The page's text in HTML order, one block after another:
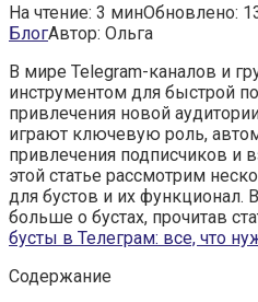
На чтение: 3 минОбновлено:
БлогАвтор: Ольга
В мире Telegram-каналов и
инструментом для быстрой
привлечения новой
играют ключевую роль,
привлечения подписчиков и
этой статье рассмотрим
для бустов и их функционал.
больше о бустах, прочитав
бусты в Телеграм: все, что
Содержание